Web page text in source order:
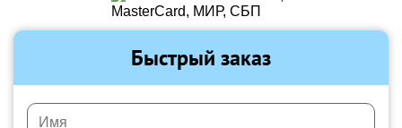
Быстрый заказ